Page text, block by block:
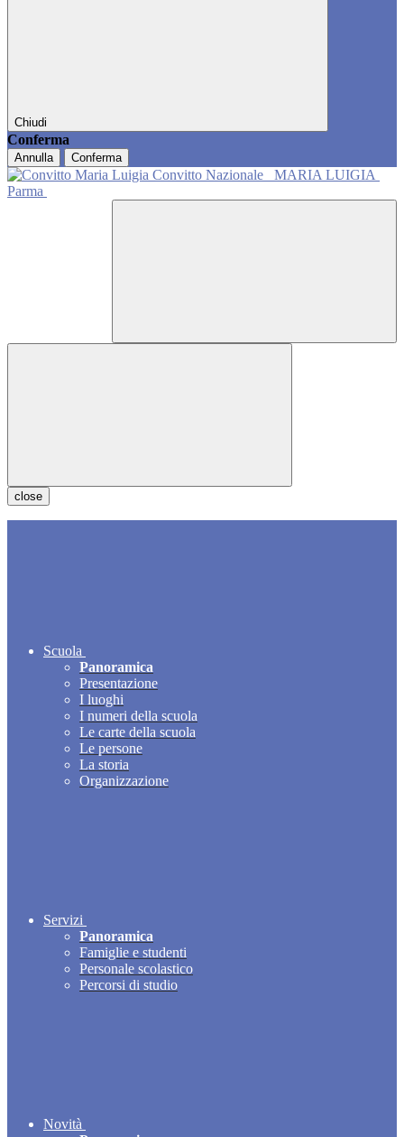
Chiudi
Conferma
Annulla Conferma
Convitto Nazionale
MARIA LUIGIA
Parma
close
Scuola
Panoramica
Presentazione
I luoghi
I numeri della scuola
Le carte della scuola
Le persone
La storia
Organizzazione
Servizi
Panoramica
Famiglie e studenti
Personale scolastico
Percorsi di studio
Novità